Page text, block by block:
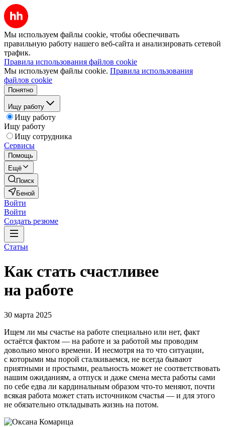
Мы используем файлы cookie, чтобы обеспечивать
правильную работу нашего веб-сайта и анализировать сетевой
трафик.
Правила использования файлов cookie
Мы используем файлы cookie. Правила использования
файлов cookie
Понятно
Ищу работу
Ищу работу
Ищу работу
Ищу сотрудника
Сервисы
Помощь
Ещё
Поиск
Беной
Войти
Войти
Создать резюме
Статьи
Как стать счастливее
на работе
30 марта 2025
Ищем ли мы счастье на работе специально или нет, факт
остаётся фактом — на работе и за работой мы проводим
довольно много времени. И несмотря на то что ситуации,
с которыми мы порой сталкиваемся, не всегда бывают
приятными и простыми, реальность может не соответствовать
нашим ожиданиям, а отпуск и даже смена места работы сами
по себе едва ли кардинальным образом что-то меняют, почти
всякая работа может стать источником счастья — и для этого
не обязательно откладывать жизнь на потом.